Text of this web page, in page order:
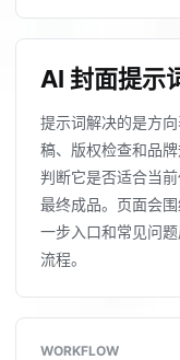
AI 封面提示
提示词解决的是方
稿、版权检查和品
判断它是否适合当
最终成品。页面会
一步入口和常见问
流程。
WORKFLOW